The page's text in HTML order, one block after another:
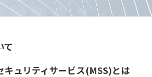
て
キュリティサービス(MSS)とは